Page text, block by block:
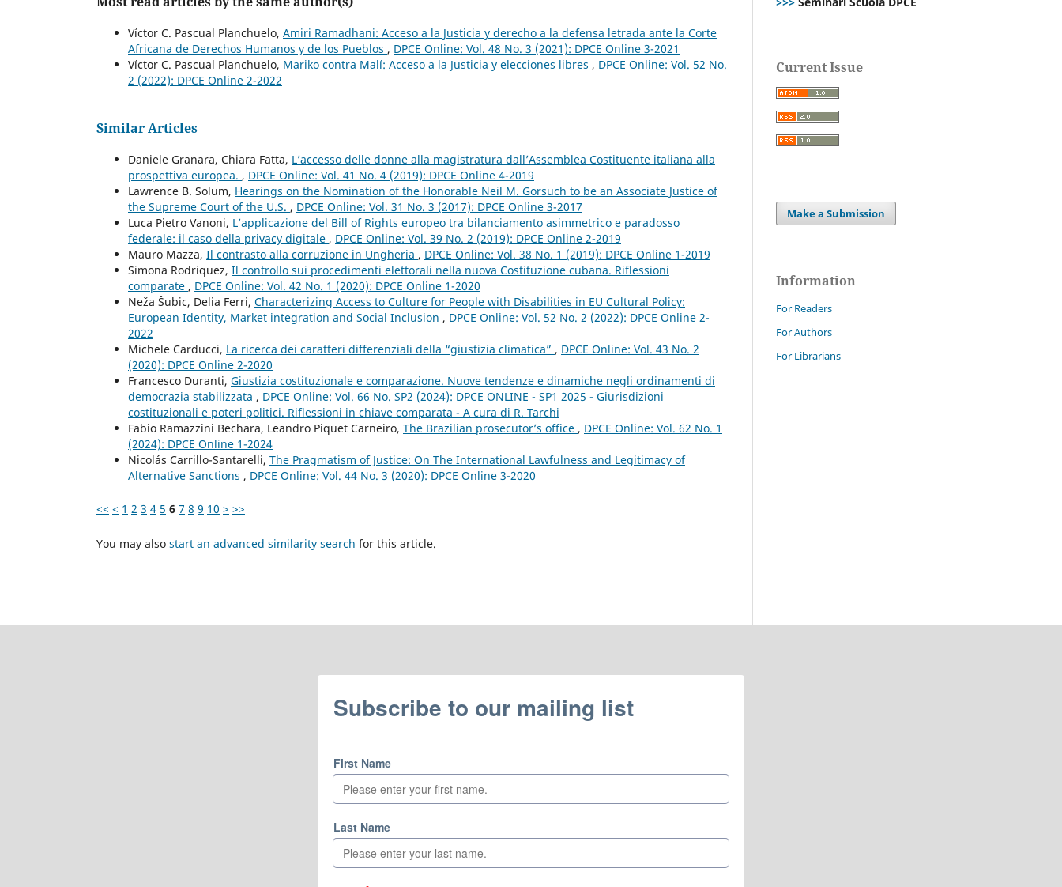
Víctor C. Pascual Planchuelo, Amiri Ramadhani: Acceso a la Justicia y derecho a la defensa letrada ante la Corte
Africana de Derechos Humanos y de los Pueblos , DPCE Online: Vol. 48 No. 3 (2021): DPCE Online 3-2021
Víctor C. Pascual Planchuelo, Mariko contra Malí: Acceso a la Justicia y elecciones libres , DPCE Online: Vol. 52 No.
2 (2022): DPCE Online 2-2022
Similar Articles
Daniele Granara, Chiara Fatta, L’accesso delle donne alla magistratura dall’Assemblea Costituente italiana alla
prospettiva europea. , DPCE Online: Vol. 41 No. 4 (2019): DPCE Online 4-2019
Lawrence B. Solum, Hearings on the Nomination of the Honorable Neil M. Gorsuch to be an Associate Justice of
the Supreme Court of the U.S. , DPCE Online: Vol. 31 No. 3 (2017): DPCE Online 3-2017
Luca Pietro Vanoni, L’applicazione del Bill of Rights europeo tra bilanciamento asimmetrico e paradosso
federale: il caso della privacy digitale , DPCE Online: Vol. 39 No. 2 (2019): DPCE Online 2-2019
Mauro Mazza, Il contrasto alla corruzione in Ungheria , DPCE Online: Vol. 38 No. 1 (2019): DPCE Online 1-2019
Simona Rodriquez, Il controllo sui procedimenti elettorali nella nuova Costituzione cubana. Riflessioni
comparate , DPCE Online: Vol. 42 No. 1 (2020): DPCE Online 1-2020
Neža Šubic, Delia Ferri, Characterizing Access to Culture for People with Disabilities in EU Cultural Policy:
European Identity, Market integration and Social Inclusion , DPCE Online: Vol. 52 No. 2 (2022): DPCE Online 2-
2022
Michele Carducci, La ricerca dei caratteri differenziali della “giustizia climatica” , DPCE Online: Vol. 43 No. 2
(2020): DPCE Online 2-2020
Francesco Duranti, Giustizia costituzionale e comparazione. Nuove tendenze e dinamiche negli ordinamenti di
democrazia stabilizzata , DPCE Online: Vol. 66 No. SP2 (2024): DPCE ONLINE - SP1 2025 - Giurisdizioni
costituzionali e poteri politici. Riflessioni in chiave comparata - A cura di R. Tarchi
Fabio Ramazzini Bechara, Leandro Piquet Carneiro, The Brazilian prosecutor’s office , DPCE Online: Vol. 62 No. 1
(2024): DPCE Online 1-2024
Nicolás Carrillo-Santarelli, The Pragmatism of Justice: On The International Lawfulness and Legitimacy of
Alternative Sanctions , DPCE Online: Vol. 44 No. 3 (2020): DPCE Online 3-2020
<< < 1 2 3 4 5 6 7 8 9 10 > >>
You may also start an advanced similarity search for this article.
Current Issue
Make a Submission
Information
For Readers
For Authors
For Librarians